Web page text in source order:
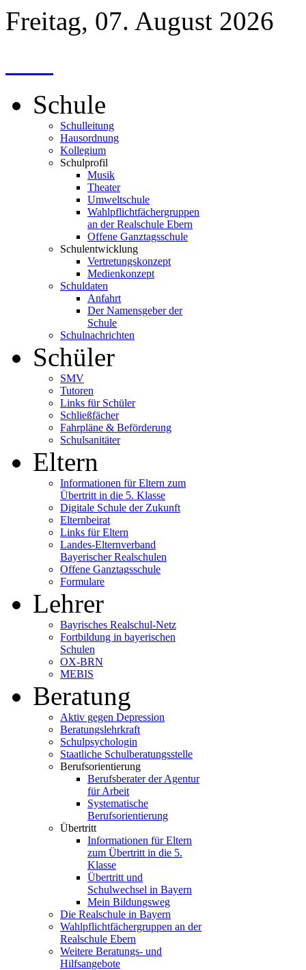
Freitag, 07. August 2026
Schule
Schulleitung
Hausordnung
Kollegium
Schulprofil
Musik
Theater
Umweltschule
Wahlpflichtfächergruppen
an der Realschule Ebern
Offene Ganztagsschule
Schulentwicklung
Vertretungskonzept
Medienkonzept
Schuldaten
Anfahrt
Der Namensgeber der
Schule
Schulnachrichten
Schüler
SMV
Tutoren
Links für Schüler
Schließfächer
Fahrpläne & Beförderung
Schulsanitäter
Eltern
Informationen für Eltern zum
Übertritt in die 5. Klasse
Digitale Schule der Zukunft
Elternbeirat
Links für Eltern
Landes-Elternverband
Bayerischer Realschulen
Offene Ganztagsschule
Formulare
Lehrer
Bayrisches Realschul-Netz
Fortbildung in bayerischen
Schulen
OX-BRN
MEBIS
Beratung
Aktiv gegen Depression
Beratungslehrkraft
Schulpsychologin
Staatliche Schulberatungsstelle
Berufsorientierung
Berufsberater der Agentur
für Arbeit
Systematische
Berufsorientierung
Übertritt
Informationen für Eltern
zum Übertritt in die 5.
Klasse
Übertritt und
Schulwechsel in Bayern
Mein Bildungsweg
Die Realschule in Bayern
Wahlpflichtfächergruppen an der
Realschule Ebern
Weitere Beratungs- und
Hilfsangebote